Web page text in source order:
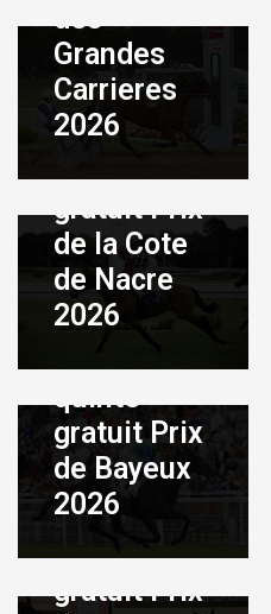
des
Grandes
Carrieres
2026
Août 7, 2026 | By
ADMIN
Pronostic
quinté
gratuit Prix
de la Cote
de Nacre
2026
Août 6, 2026
ADMIN
Pronostic
quinté
gratuit Prix
de Bayeux
2026
Août 4, 2026 | By
ADMIN
Pronostic
quinté
gratuit Prix